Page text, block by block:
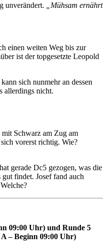
unverändert.
„Mühsam ernährt
einen weiten Weg bis zur
ist der topgesetzte Leopold
sich nunmehr an dessen
allerdings nicht.
Schwarz am Zug am
vorerst richtig. Wie?
gerade Dc5 gezogen, was die
findet. Josef fand auch
09:00 Uhr) und Runde 5
– Beginn 09:00 Uhr)